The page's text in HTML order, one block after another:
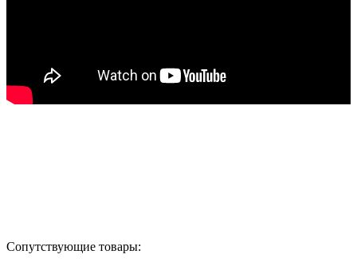
Сопутствующие товары: